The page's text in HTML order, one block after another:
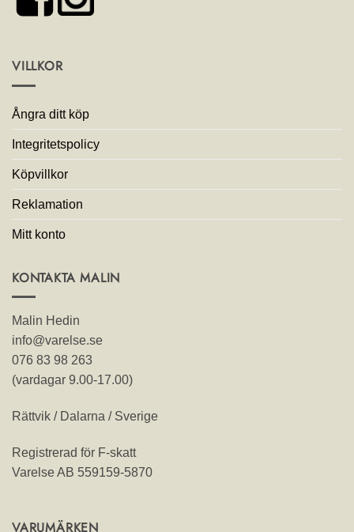
VILLKOR
Ångra ditt köp
Integritetspolicy
Köpvillkor
Reklamation
Mitt konto
KONTAKTA MALIN
Malin Hedin
info@varelse.se
076 83 98 263
(vardagar 9.00-17.00)
Rättvik / Dalarna / Sverige
Registrerad för F-skatt
Varelse AB 559159-5870
VARUMÄRKEN